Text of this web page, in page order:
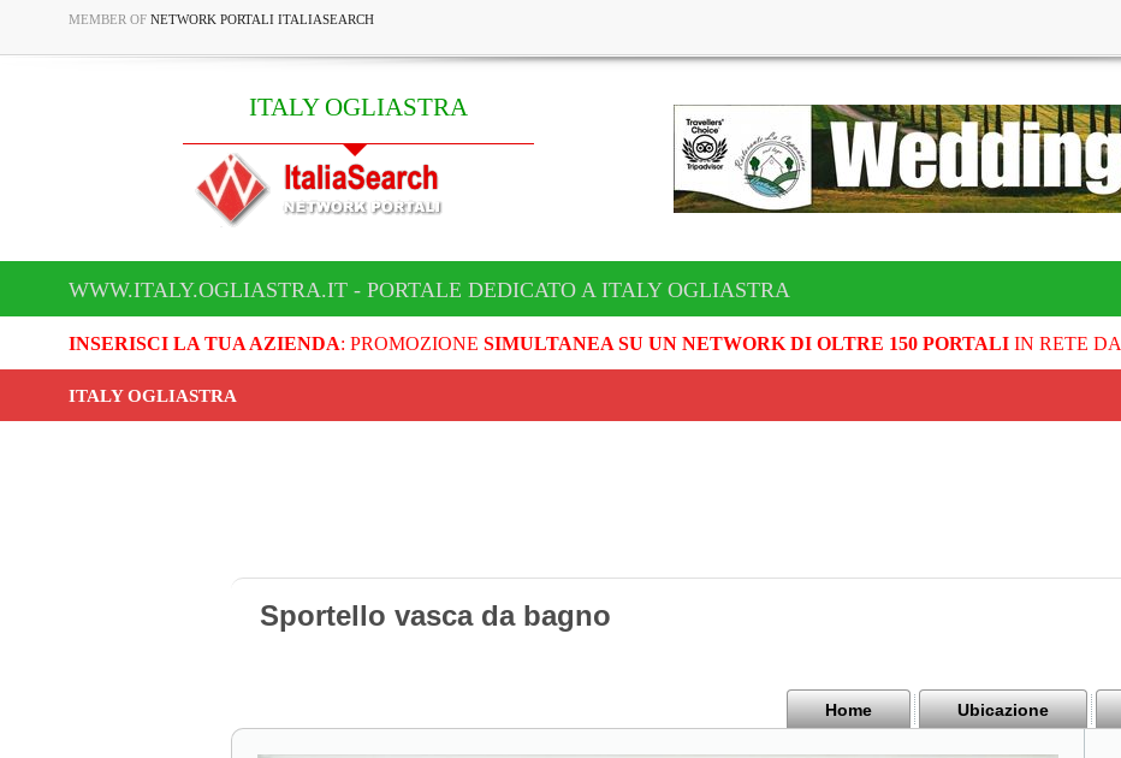
MEMBER OF NETWORK PORTALI ITALIASEARCH
ITALY OGLIASTRA
WWW.ITALY.OGLIASTRA.IT - PORTALE DEDICATO A ITALY OGLIASTRA
INSERISCI LA TUA AZIENDA: PROMOZIONE SIMULTANEA SU UN NETWORK DI OLTRE 150 PORTALIIN RETE
ITALY OGLIASTRA
Sportello vasca da bagno
Home Ubicazione